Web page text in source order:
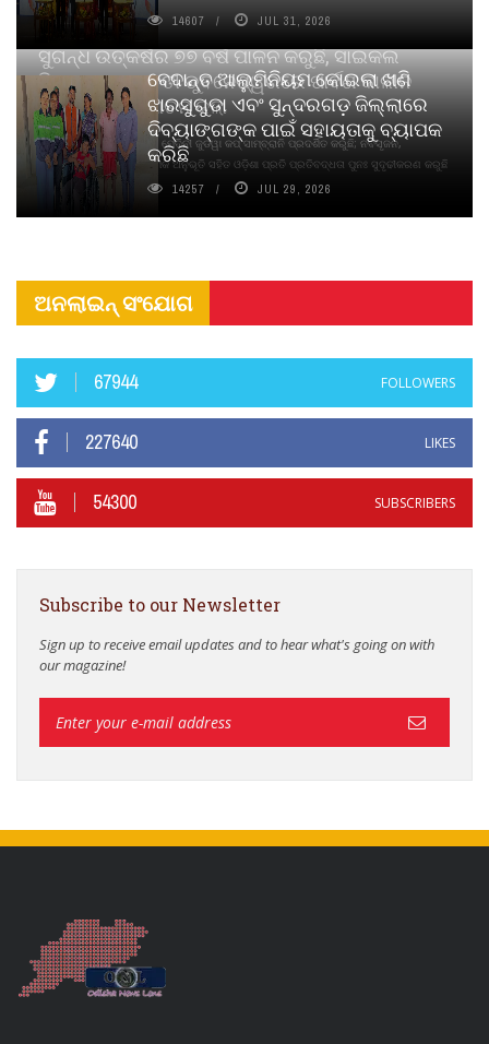
ସୁଗନ୍ଧ ଉତ୍କର୍ଷର ୭୭ ବର୍ଷ ପାଳନ କରୁଛି, ସାଇକଲ
ପିୟୋର୍‌ ଅଗରବତୀ ଭୁବନେଶ୍ୱରରେ ପାର୍ବଣ କାଳୀନ
ନବସୃଜନ ଉନ୍ମୋଚନ କଲା
ବାଉଁଶ ବିହୀନ କଠିନ ଧୂପ ଏବଂ ମେଦିନୀ ଜୁଡୱା କପ୍‌ ସାମ୍ବ୍ରାନି ପ୍ରଦର୍ଶିତ କରୁଛି; ନବସୃଜନ,
ଦୀର୍ଘସ୍ଥାୟିତା ଏବଂ ଆଧ୍ୟାତ୍ମିକ ଅନୁଭୂତି ସହିତ ଓଡ଼ିଶା ପ୍ରତି ପ୍ରତିବଦ୍ଧତା ପୁନଃ ସୁଦୃଢୀକରଣ କରୁଛି
14607 JUL 31, 2026
ବେଦାନ୍ତ ଆଲୁମିନିୟମ କୋଇଲା ଖଣି
ଝାରସୁଗୁଡା ଏବଂ ସୁନ୍ଦରଗଡ଼ ଜିଲ୍ଲାରେ
ଦିବ୍ୟାଙ୍ଗଙ୍କ ପାଇଁ ସହାୟତାକୁ ବ୍ୟାପକ
କରିଛି
14257 JUL 29, 2026
ଅନଲାଇନ୍ ସଂଯୋଗ
67944 FOLLOWERS
227640 LIKES
54300 SUBSCRIBERS
Subscribe to our Newsletter
Sign up to receive email updates and to hear what's going on with
our magazine!